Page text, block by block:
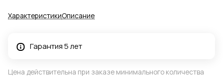
ХарактеристикиОписание
Гарантия 5 лет
Цена действительна при заказе минимального количества